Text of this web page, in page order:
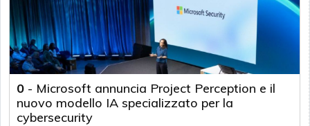
0 - Microsoft annuncia Project Perception e il
nuovo modello IA specializzato per la
cybersecurity